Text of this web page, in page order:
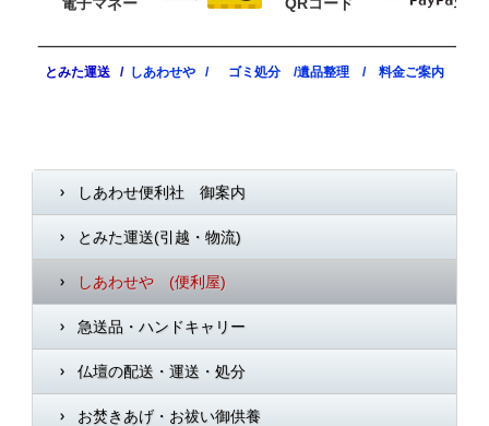
電子マネー QRコード
とみた運送 / しあわせや / ゴミ処分 /遺品整理 /料金ご案内
しあわせ便利社 御案内
とみた運送(引越・物流)
しあわせや (便利屋)
急送品・ハンドキャリー
仏壇の配送・運送・処分
お焚きあげ・お祓い御供養